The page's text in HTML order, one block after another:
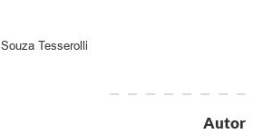
Tesserolli
Autor